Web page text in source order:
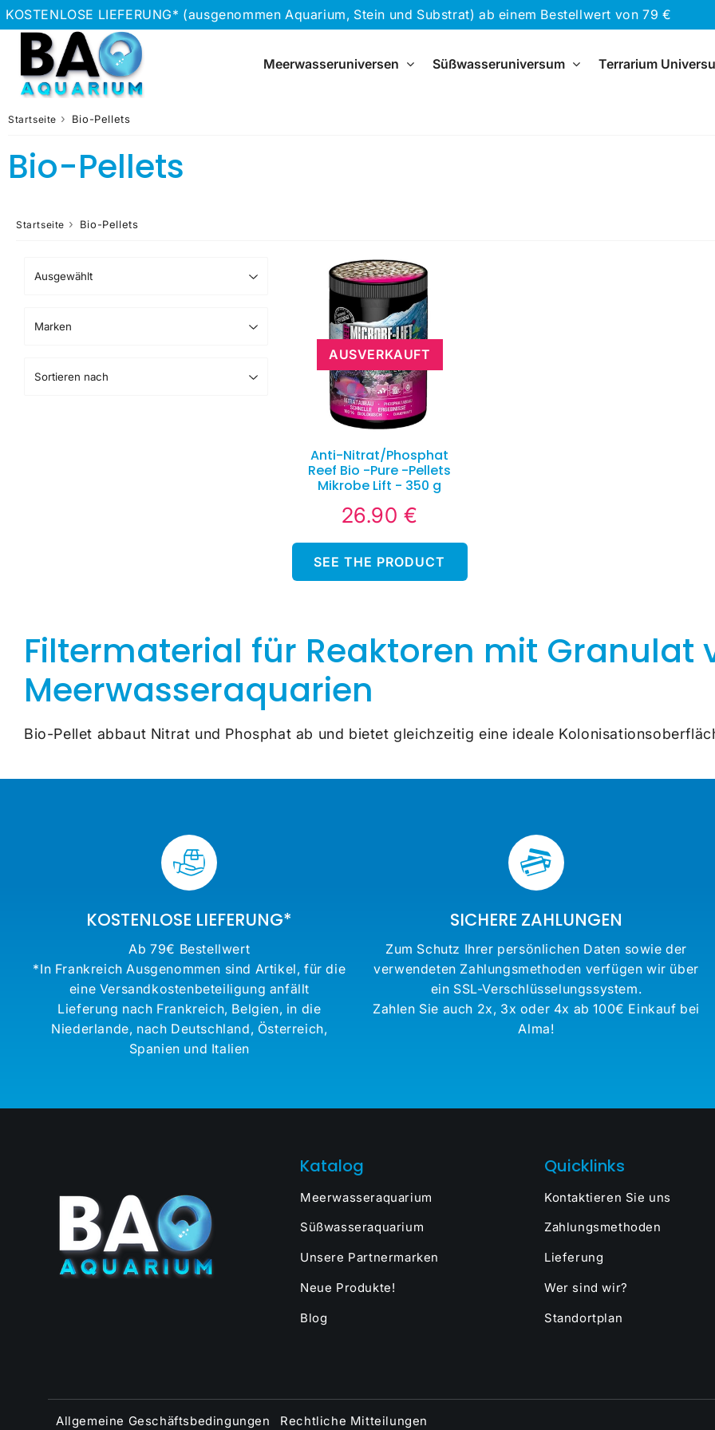
KOSTENLOSE LIEFERUNG* (ausgenommen Aquarium, Stein und Substrat) ab einem Bestellwert von 79 €
Meerwasseruniversen Süßwasseruniversum Terrarium
Startseite › Bio-Pellets
Bio-Pellets
Startseite › Bio-Pellets
AUSVERKAUFT
Anti-Nitrat/Phosphat
Reef Bio -Pure -Pellets
Mikrobe Lift - 350 g
Normaler
26.90 €
SEE THE PRODUCT
Filtermaterial für Reaktoren mit Granulat
Meerwasseraquarien
Bio-Pellet abbaut Nitrat und Phosphat ab und bietet gleichzeitig eine ideale
KOSTENLOSE LIEFERUNG*
Ab 79€ Bestellwert
*In Frankreich Ausgenommen sind Artikel, für die
eine Versandkostenbeteiligung anfällt
Lieferung nach Frankreich, Belgien, in die
Niederlande, nach Deutschland, Österreich,
Spanien und Italien
SICHERE ZAHLUNGEN
Zum Schutz Ihrer persönlichen Daten sowie der
verwendeten Zahlungsmethoden verfügen wir über
ein SSL-Verschlüsselungssystem.
Zahlen Sie auch 2x, 3x oder 4x ab 100€ Einkauf bei
Alma!
Katalog
Meerwasseraquarium
Süßwasseraquarium
Unsere Partnermarken
Neue Produkte!
Blog
Quicklinks
Kontaktieren Sie uns
Zahlungsmethoden
Lieferung
Wer sind wir?
Standortplan
Allgemeine Geschäftsbedingungen Rechtliche Mitteilungen